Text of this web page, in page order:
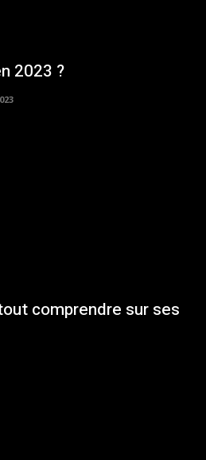
2023 ?
comprendre sur ses